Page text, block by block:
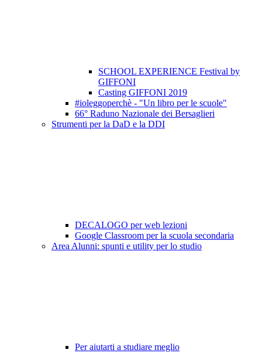
SCHOOL EXPERIENCE Festival by
GIFFONI
Casting GIFFONI 2019
#ioleggoperchè - "Un libro per le scuole"
66° Raduno Nazionale dei Bersaglieri
Strumenti per la DaD e la DDI
DECALOGO per web lezioni
Google Classroom per la scuola secondaria
Area Alunni: spunti e utility per lo studio
Per aiutarti a studiare meglio